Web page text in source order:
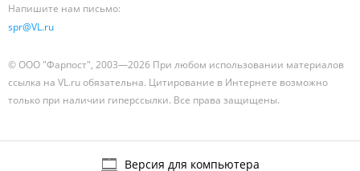
Напишите нам письмо:
spr@VL.ru
© ООО "Фарпост", 2003—2026 При любом использовании материалов
ссылка на VL.ru обязательна. Цитирование в Интернете возможно
только при наличии гиперссылки. Все права защищены.
Версия для компьютера